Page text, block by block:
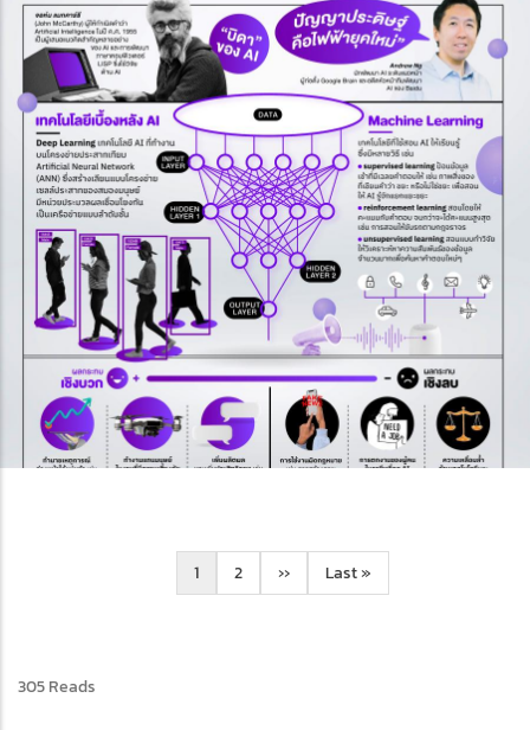
Current
page
1
learning
center
2
Next
page
››
Last
page
Last »
305 Reads